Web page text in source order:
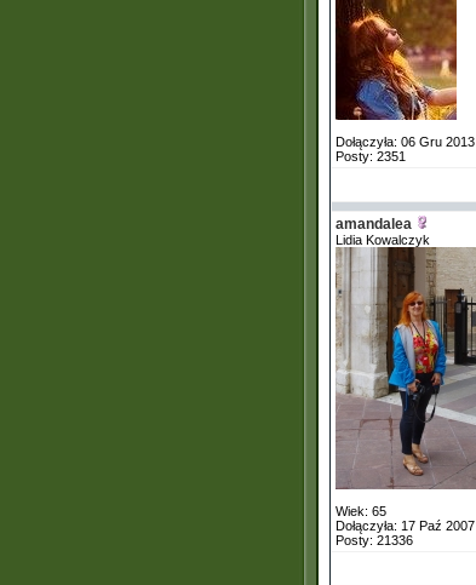
Dołączyła: 06 Gru 2013
Posty: 2351
amandalea
Lidia Kowalczyk
Wiek: 65
Dołączyła: 17 Paź 2007
Posty: 21336